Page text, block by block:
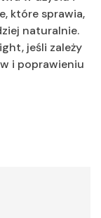
które sprawia,
naturalnie.
jeśli zależy
i poprawieniu